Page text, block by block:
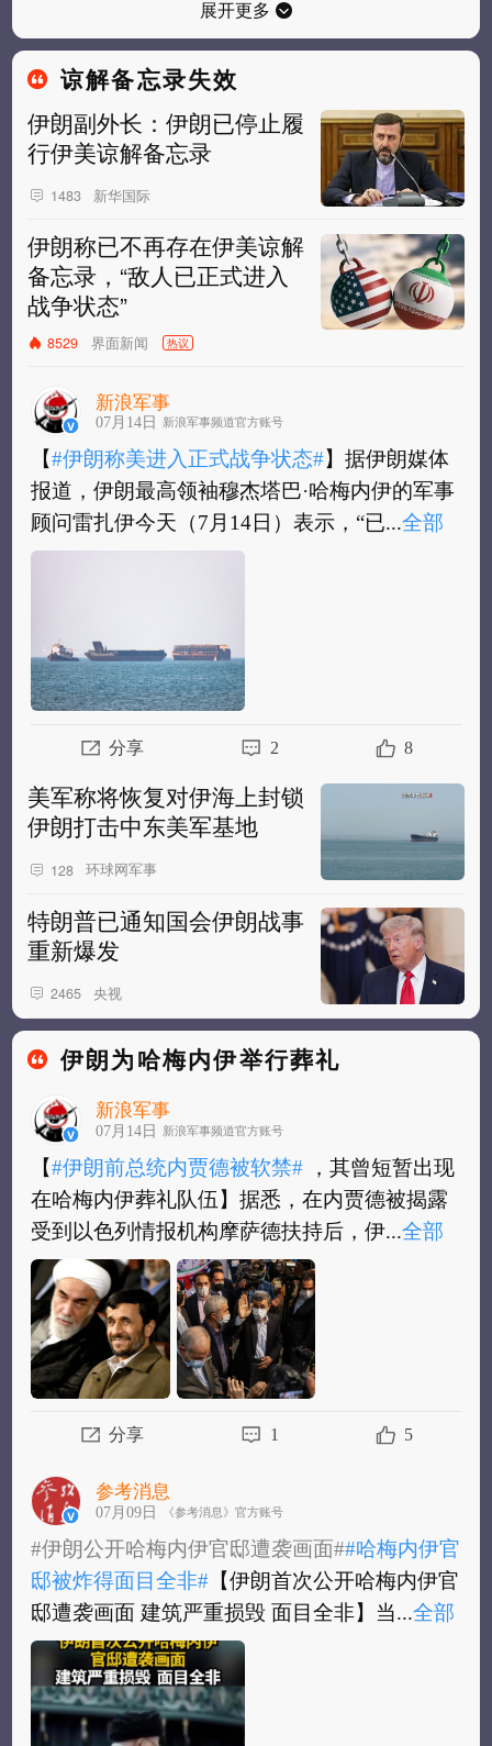
展开更多
谅解备忘录失效
伊朗副外长：伊朗已停止履
行伊美谅解备忘录
1483 新华国际
伊朗称已不再存在伊美谅解
备忘录，“敌人已正式进入
战争状态”
8529 界面新闻 热议
新浪军事
07月14日 新浪军事频道官方账号
【#伊朗称美进入正式战争状态#】据伊朗媒体
报道，伊朗最高领袖穆杰塔巴·哈梅内伊的军事
顾问雷扎伊今天（7月14日）表示，“已...全部
【#伊朗称美进入正式战争状态#
部
分享 2 8
美军称将恢复对伊海上封锁
伊朗打击中东美军基地
128 环球网军事
特朗普已通知国会伊朗战事
重新爆发
2465 央视
伊朗为哈梅内伊举行葬礼
新浪军事
07月14日 新浪军事频道官方账号
【#伊朗前总统内贾德被软禁# ，其曾短暂出现
在哈梅内伊葬礼队伍】据悉，在内贾德被揭露
受到以色列情报机构摩萨德扶持后，伊...全部
【#伊朗前总统内贾德被软禁#，其曾短暂出现
在哈梅内伊葬礼队伍】据悉，在内贾德被揭露
受到以色列情报机构摩萨德扶持后，伊朗...
部
分享 1 5
参考消息
07月09日 《参考消息》官方账号
#伊朗公开哈梅内伊官邸遭袭画面##哈梅内伊官
邸被炸得面目全非# 【伊朗首次公开哈梅内伊官
邸遭袭画面 建筑严重损毁 面目全非】当...全部
#伊朗公开哈梅内伊官邸遭袭画面#
邸被炸得面目全非#【伊朗首次公开哈梅内伊官
邸遭袭画面 建筑严重损毁 面目全非】当地...
部